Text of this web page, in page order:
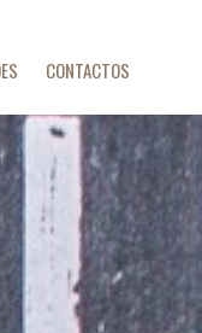
CONTACTOS